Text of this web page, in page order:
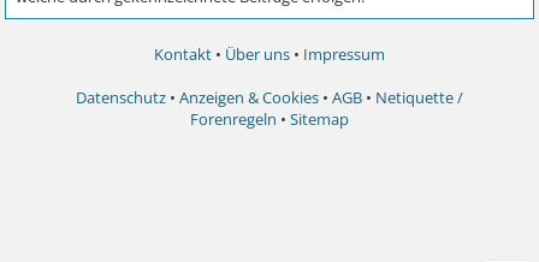
Kontakt • Über uns • Impressum
Datenschutz • Anzeigen & Cookies • AGB • Netiquette /
Forenregeln • Sitemap